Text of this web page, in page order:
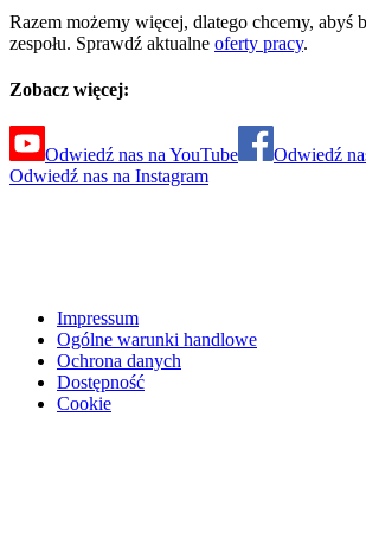
Razem możemy więcej, dlatego chcemy, abyś
zespołu. Sprawdź aktualne oferty pracy.
Zobacz więcej:
Odwiedź nas na YouTube
Odwiedź
Odwiedź nas na Instagram
Impressum
Ogólne warunki handlowe
Ochrona danych
Dostępność
Cookie